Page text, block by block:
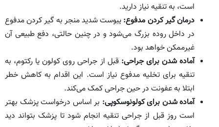
است، به تنقیه نیاز دارید.
درمان گیر کردن مدفوع: یبوست شدید منجر به گیر کردن مدفوع
در داخل روده بزرگ می‌شود و در چنین حالتی، دفع طبیعی آن
غیرممکن خواهد بود.
آماده شدن برای جراحی: قبل از جراحی روی کولون یا رکتوم، به
تنقیه برای تخلیه مدفوع نیاز است. این اقدام به کاهش خطر
ابتلا به عفونت در حین جراحی کمک می‌کند.
آماده شدن برای کولونوسکوپی: بر اساس درخواست پزشک بهتر
است روز قبل از جراحی تنقیه انجام شود تا پزشک بتواند دید